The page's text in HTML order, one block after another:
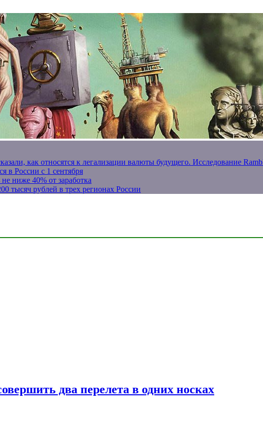
как относятся к легализации валюты будущего. Исследование
в России с 1 сентября
ниже 40% от заработка
тысяч рублей в трех регионах России
два перелета в одних носках